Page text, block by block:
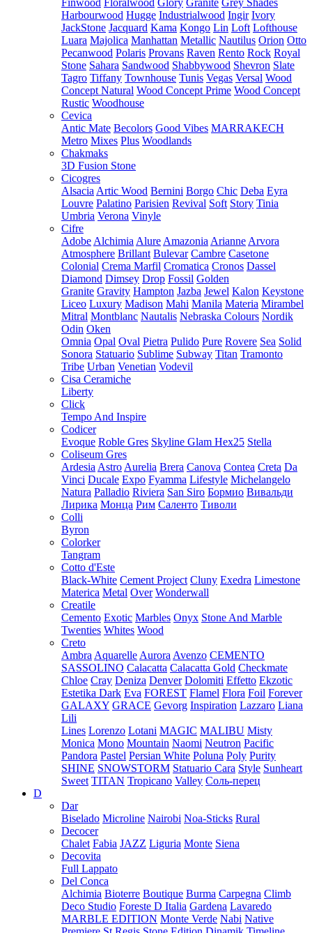
Finwood Floralwood Glory Granite Grey Shades
Harbourwood Hugge Industrialwood Ingir Ivory
JackStone Jacquard Kama Kongo Lin Loft Lofthouse
Luara Majolica Manhattan Metallic Nautilus Orion Otto
Pecanwood Polaris Provans Raven Rento Rock Royal
Stone Sahara Sandwood Shabbywood Shevron Slate
Tagro Tiffany Townhouse Tunis Vegas Versal Wood
Concept Natural Wood Concept Prime Wood Concept
Rustic Woodhouse
Cevica
Antic Mate Becolors Good Vibes MARRAKECH
Metro Mixes Plus Woodlands
Chakmaks
3D Fusion Stone
Cicogres
Alsacia Artic Wood Bernini Borgo Chic Deba Eyra
Louvre Palatino Parisien Revival Soft Story Tinia
Umbria Verona Vinyle
Cifre
Adobe Alchimia Alure Amazonia Arianne Arvora
Atmosphere Brillant Bulevar Cambre Casetone
Colonial Crema Marfil Cromatica Cronos Dassel
Diamond Dimsey Drop Fossil Golden
Granite Gravity Hampton Jazba Jewel Kalon Keystone
Liceo Luxury Madison Mahi Manila Materia Mirambel
Mitral Montblanc Nautalis Nebraska Colours Nordik
Odin Oken
Omnia Opal Oval Pietra Pulido Pure Rovere Sea Solid
Sonora Statuario Sublime Subway Titan Tramonto
Tribe Urban Venetian Vodevil
Cisa Ceramiche
Liberty
Click
Tempo And Inspire
Codicer
Evoque Roble Gres Skyline Glam Hex25 Stella
Coliseum Gres
Ardesia Astro Aurelia Brera Canova Contea Creta Da
Vinci Ducale Expo Fyamma Lifestyle Michelangelo
Natura Palladio Riviera San Siro Бормио Вивальди
Лирика Монца Рим Саленто Тиволи
Colli
Byron
Colorker
Tangram
Cotto d'Este
Black-White Cement Project Cluny Exedra Limestone
Materica Metal Over Wonderwall
Creatile
Cemento Exotic Marbles Onyx Stone And Marble
Twenties Whites Wood
Creto
Ambra Aquarelle Aurora Avenzo CEMENTO
SASSOLINO Calacatta Calacatta Gold Checkmate
Chloe Cray Deniza Denver Dolomiti Effetto Ekzotic
Estetika Dark Eva FOREST Flamel Flora Foil Forever
GALAXY GRACE Gevorg Inspiration Lazzaro Liana
Lili
Lines Lorenzo Lotani MAGIC MALIBU Misty
Monica Mono Mountain Naomi Neutron Pacific
Pandora Pastel Persian White Poluna Poly Purity
SHINE SNOWSTORM Statuario Cara Style Sunheart
Sweet TITAN Tropicano Valley Соль-перец
D
Dar
Biselado Microline Nairobi Noa-Sticks Rural
Decocer
Chalet Fabia JAZZ Liguria Monte Siena
Decovita
Full Lappato
Del Conca
Alchimia Bioterre Boutique Burma Carpegna Climb
Deco Studio Foreste D Italia Gardena Lavaredo
MARBLE EDITION Monte Verde Nabi Native